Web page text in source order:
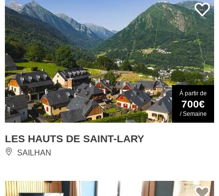
À partir de
700€
/ Semaine
LES HAUTS DE SAINT-LARY
SAILHAN